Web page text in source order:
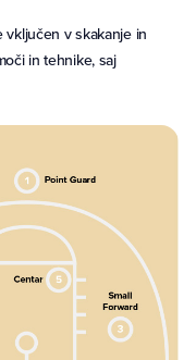
v skakanje in
in tehnike, saj